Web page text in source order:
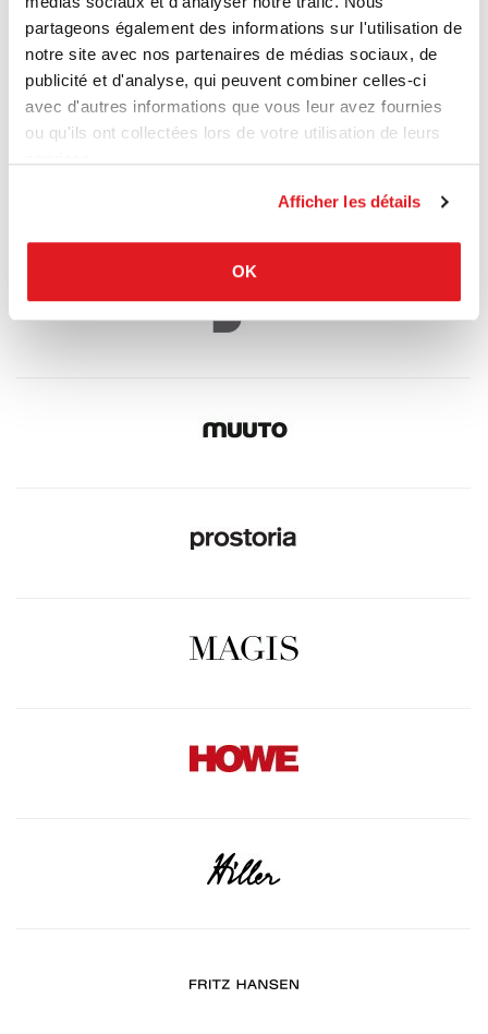
partageons également des informations sur l'utilisation de
notre site avec nos partenaires de médias sociaux, de
publicité et d'analyse, qui peuvent combiner celles-ci
avec d'autres informations que vous leur avez fournies
ou qu'ils ont collectées lors de votre utilisation de leurs
Afficher les détails
OK